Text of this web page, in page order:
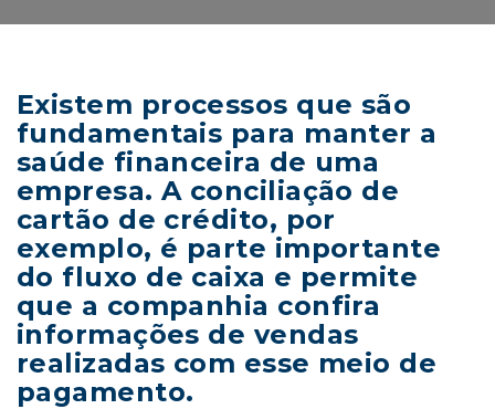
Existem processos que são
fundamentais para manter a
saúde financeira de uma
empresa. A conciliação de
cartão de crédito, por
exemplo, é parte importante
do fluxo de caixa e permite
que a companhia confira
informações de vendas
realizadas com esse meio de
pagamento.